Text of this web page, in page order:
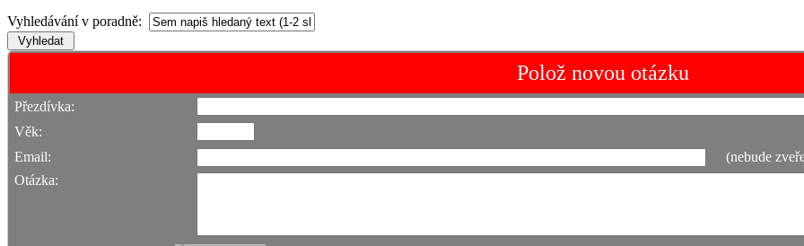
Vyhledávání v poradně:
Polož novou otázku
Přezdívka:
Věk:
Email:
(nebude
Otázka: